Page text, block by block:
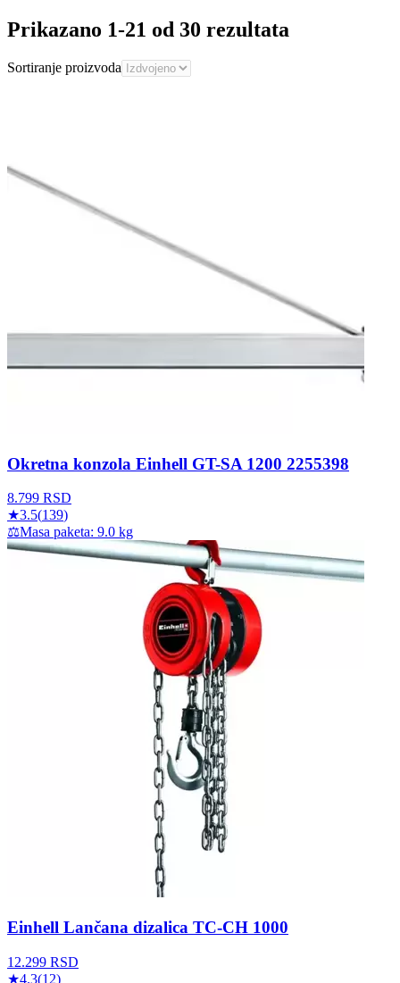
Prikazano 1-21 od 30 rezultata
Sortiranje proizvoda
Okretna konzola Einhell GT-SA 1200 2255398
8.799 RSD
★3.5(139)
⚖Masa paketa: 9.0 kg
Einhell Lančana dizalica TC-CH 1000
12.299 RSD
★4.3(12)